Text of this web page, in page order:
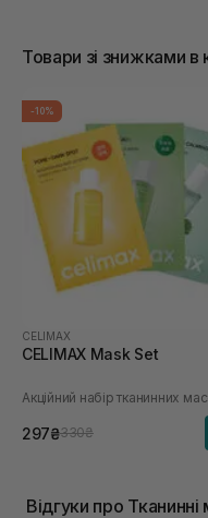
Товари зі знижками в
-10%
CELIMAX
CELIMAX Mask Set
Акційний набір тканинних
297₴330₴
Відгуки про